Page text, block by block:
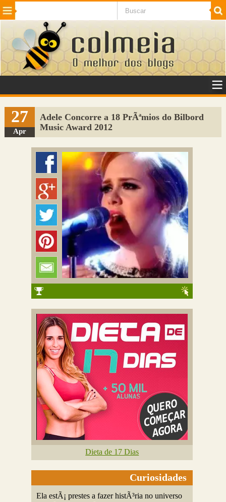
Beleza Cinema e TV
Internet Jogos NotÃ­cias SaÃºde
VeÃ­culos Adulto
Sugerir Link
Adicionar Blog
Colmeia Exchange
Perguntas Frequentes
27
Apr
Adele Concorre a 18 PrÃªmios do Bilbord
Music Award 2012
Dieta de 17 Dias
Curiosidades
Ela estÃ¡ prestes a fazer histÃ³ria no universo